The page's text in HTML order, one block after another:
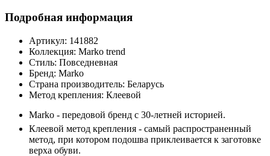
Подробная информация
Артикул: 141882
Коллекция: Marko trend
Стиль: Повседневная
Бренд: Marko
Страна производитель: Беларусь
Метод крепления: Клеевой
Marko - передовой бренд с 30-летней историей.
Клеевой метод крепления - самый распространенный
метод, при котором подошва приклеивается к заготовке
верха обуви.